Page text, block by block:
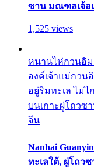
ซาน มณฑลเจ้อ
1,525 views
หนานไห่กวนอิม
องค์เจ้าแม่กวน
อยู่ริมทะเล ไม่
บนเกาะผู่โถวซ
จีน
Nanhai
ทะเลใต้, ผู่โถว